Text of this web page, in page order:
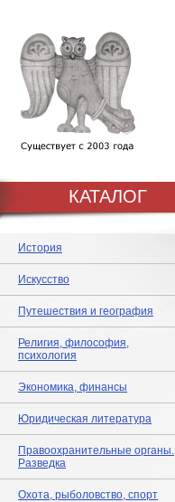
КАТАЛОГ
История
Искусство
Путешествия и география
Религия, философия,
психология
Экономика, финансы
Юридическая литература
Правоохранительные органы.
Разведка
Охота, рыболовство, спорт